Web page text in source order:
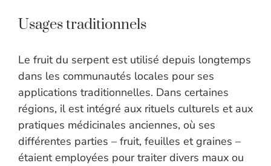
Usages traditionnels
Le fruit du serpent est utilisé depuis longtemps
dans les communautés locales pour ses
applications traditionnelles. Dans certaines
régions, il est intégré aux rituels culturels et aux
pratiques médicinales anciennes, où ses
différentes parties – fruit, feuilles et graines –
étaient employées pour traiter divers maux ou